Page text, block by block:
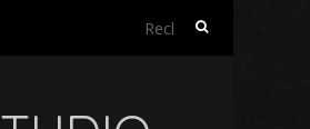
Rechercher :